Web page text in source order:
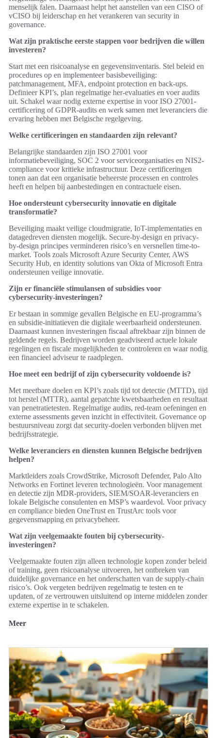
menselijk falen. Daarnaast helpt het aanstellen van een CISO of
vCISO bij leiderschap en het verankeren van security in
governance.
Wat zijn praktische eerste stappen voor bedrijven die willen
investeren?
Start met een risicoanalyse en gegevensinventaris. Stel beleid en
procedures op en implementeer basisbeveiliging:
patchmanagement, MFA, endpoint protection en back-ups.
Definieer KPI’s, plan regelmatige her-evaluaties en voer audits
uit. Schakel waar nodig externe expertise in voor ISO 27001-
certificering of GDPR-audits en werk samen met leveranciers die
ervaring hebben met Belgische regelgeving.
Welke certificeringen en standaarden zijn relevant?
Belangrijke standaarden zijn ISO 27001 voor
informatiebeveiliging, SOC 2 voor serviceorganisaties en NIS2-
compliance voor kritieke infrastructuur. Deze certificeringen
tonen aan dat een organisatie beheerste processen en controles
heeft en helpen bij aanbestedingen en contractuele eisen.
Hoe ondersteunt cybersecurity innovatie en digitale
transformatie?
Beveiliging maakt veilige cloudmigratie, IoT-implementaties en
datagedreven diensten mogelijk. Secure-by-design en privacy-
by-design principes verminderen risico’s en versnellen time-to-
market. Tools zoals Microsoft Azure Security Center, AWS
Security Hub, en identity solutions van Okta of Microsoft Entra
ondersteunen veilige innovatie.
Zijn er financiële stimulansen of subsidies voor
cybersecurity-investeringen?
Er bestaan in sommige gevallen Belgische en EU-programma’s
en subsidie-initiatieven die digitale weerbaarheid ondersteunen.
Daarnaast kunnen investeringen fiscaal aftrekbaar zijn binnen de
geldende regels. Bedrijven worden geadviseerd actuele lokale
regelingen en fiscale mogelijkheden te controleren en waar nodig
een financieel adviseur te raadplegen.
Hoe meet een bedrijf of zijn cybersecurity voldoende is?
Met meetbare doelen en KPI’s zoals tijd tot detectie (MTTD), tijd
tot herstel (MTTR), aantal gepatchte kwetsbaarheden en resultaat
van penetratietesten. Regelmatige audits, red-team oefeningen en
externe assessments geven inzicht in effectiviteit. Governance op
bestuursniveau zorgt dat security-doelen verbonden blijven met
bedrijfsstrategie.
Welke leveranciers en diensten kunnen Belgische bedrijven
helpen?
Marktleiders zoals CrowdStrike, Microsoft Defender, Palo Alto
Networks en Fortinet leveren technologieën. Voor management
en detectie zijn MDR-providers, SIEM/SOAR-leveranciers en
lokale Belgische consulenten en MSP’s waardevol. Voor privacy
en compliance bieden OneTrust en TrustArc tools voor
gegevensmapping en privacybeheer.
Wat zijn veelgemaakte fouten bij cybersecurity-
investeringen?
Veelgemaakte fouten zijn alleen technologie kopen zonder beleid
of training, geen risicoanalyse uitvoeren, het ontbreken van
duidelijke governance en het onderschatten van de supply-chain
risico’s. Ook vergeten bedrijven regelmatig te testen en te
updaten, of ze vertrouwen uitsluitend op interne middelen zonder
externe expertise in te schakelen.
Meer